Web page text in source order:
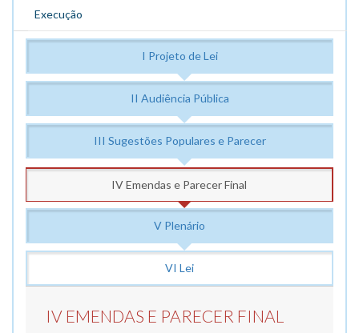
Execução
I Projeto de Lei
II Audiência Pública
III Sugestões Populares e Parecer
IV Emendas e Parecer Final
V Plenário
VI Lei
IV EMENDAS E PARECER FINAL